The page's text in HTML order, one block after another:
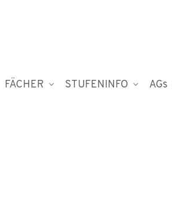
FÄCHER STUFENINFO AGs